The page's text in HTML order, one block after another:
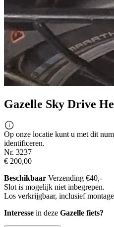
Gazelle Sky Drive
Op onze locatie kunt u met dit
identificeren.
Nr. 3237
€ 200,00
Beschikbaar Verzending €40,-
Slot is mogelijk niet inbegrepen.
Los verkrijgbaar, inclusief montage
Interesse in deze Gazelle fiets?